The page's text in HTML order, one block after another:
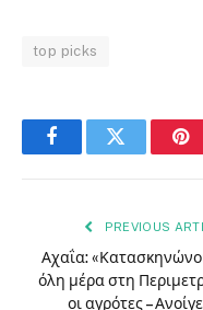
top picks
FacebookTwitter
PREVIOUS
Αχαΐα:
όλη μέρα στη
οι αγρότες –